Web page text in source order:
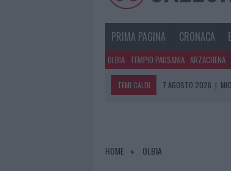
PRIMA PAGINA CRONACA
OLBIA TEMPIO PAUSANIA ARZACHENA
TEMI CALDI 7 AGOSTO 2026 |
7 AGOSTO 2026
HOME OLBIA